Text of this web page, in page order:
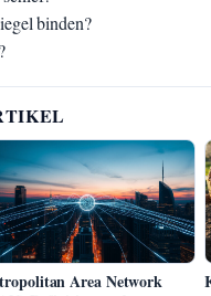
binden?
Area Network